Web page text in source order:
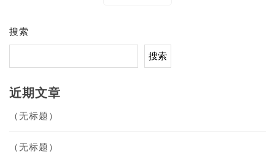
搜索
搜索
近期文章
（无标题）
（无标题）